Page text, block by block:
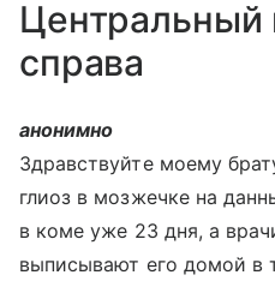
Центральный
справа
анонимно
Здравствуйте моему
глиоз в мозжечке на
в коме уже 23 дня, а
выписывают его домой в